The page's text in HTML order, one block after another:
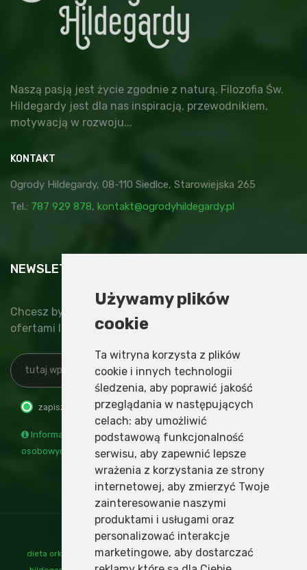
Używamy plików
cookie
Ta witryna korzysta z plików
cookie i innych technologii
śledzenia, aby poprawić jakość
przeglądania w następujących
celach: aby umożliwić
podstawową funkcjonalność
serwisu, aby zapewnić lepsze
wrażenia z korzystania ze strony
internetowej, aby zmierzyć Twoje
zainteresowanie naszymi
produktami i usługami oraz
personalizować interakcje
marketingowe, aby dostarczać
Naszą pasją jest życie zgodnie z naturą. Filozofia Św.
Hildegardy jest dla nas inspiracją, przewodnikiem,
motywacją w rozwoju...
KONTAKT
Ogrody Hildegardy, 08-110 Siedlce, Starowiejska 265
Tel.: 787 929 878, kontakt@ogrodyhildegardy.pl
NEWSLETTER
Chcesz być na bieżąco z nowinkami, specjalnymi
ofertami lub najnowszymi wydarzeniami?
zapisz wypisz
Informacja o administratorze i przetwarzaniu danych
osobowych
dieta orkiszowa mąka orkiszowa,nalewki św hildegardy,ogrody